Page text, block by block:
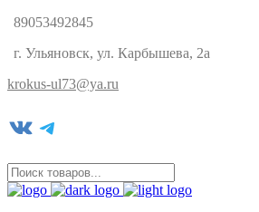
89053492845
г. Ульяновск, ул. Карбышева, 2а
krokus-ul73@ya.ru
VK Telegram